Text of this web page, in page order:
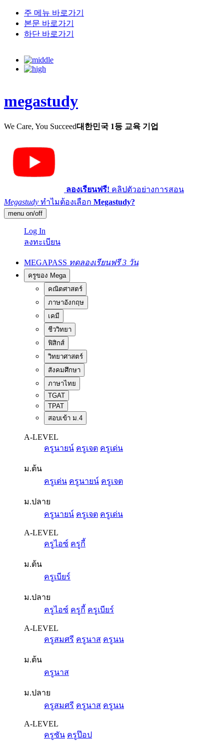
주 메뉴 바로가기
본문 바로가기
하단 바로가기
megastudy
We Care, You Succeed대한민국 1등 교육 기업
ลองเรียนฟรี! คลิปตัวอย่างการสอน
Megastudy ทำไมต้องเลือก Megastudy?
menu on/off
Log In
ลงทะเบียน
MEGAPASS ทดลองเรียนฟรี 3 วัน
ครูของ Mega
คณิตศาสตร์
ภาษาอังกฤษ
เคมี
ชีววิทยา
ฟิสิกส์
วิทยาศาสตร์
สังคมศึกษา
ภาษาไทย
TGAT
TPAT
สอบเข้า ม.4
A-LEVEL
ครูนายน์ ครูเจต ครูเด่น
ม.ต้น
ครูเด่น ครูนายน์ ครูเจต
ม.ปลาย
ครูนายน์ ครูเจต ครูเด่น
A-LEVEL
ครูไอซ์ ครูกี้
ม.ต้น
ครูเบียร์
ม.ปลาย
ครูไอซ์ ครูกี้ ครูเบียร์
A-LEVEL
ครูสมศรี ครูนาส ครูนน
ม.ต้น
ครูนาส
ม.ปลาย
ครูสมศรี ครูนาส ครูนน
A-LEVEL
ครูซัน ครูป๊อป